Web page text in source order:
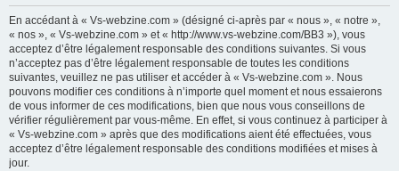
En accédant à « Vs-webzine.com » (désigné ci-après par « nous », « notre »,
« nos », « Vs-webzine.com » et « http://www.vs-webzine.com/BB3 »), vous
acceptez d’être légalement responsable des conditions suivantes. Si vous
n’acceptez pas d’être légalement responsable de toutes les conditions
suivantes, veuillez ne pas utiliser et accéder à « Vs-webzine.com ». Nous
pouvons modifier ces conditions à n’importe quel moment et nous essaierons
de vous informer de ces modifications, bien que nous vous conseillons de
vérifier régulièrement par vous-même. En effet, si vous continuez à participer à
« Vs-webzine.com » après que des modifications aient été effectuées, vous
acceptez d’être légalement responsable des conditions modifiées et mises à
jour.